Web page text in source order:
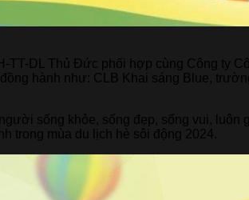
DL Thủ Đức phối hợp cùng Công ty
hành như: CLB Khai sáng Blue,
sống khỏe, sống đẹp, sống vui, luôn
trong mùa du lịch hè sôi động 2024.